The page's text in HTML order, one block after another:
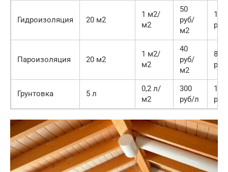
Гидроизоляция 20 м2
1 м2/
м2
50
руб/
м2
руб
Пароизоляция 20 м2
1 м2/
м2
40
руб/
м2
800
руб
Грунтовка 5 л
0,2 л/
м2
300
руб/л
руб